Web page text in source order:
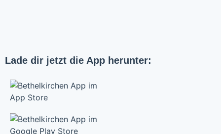
Lade dir jetzt die App herunter: